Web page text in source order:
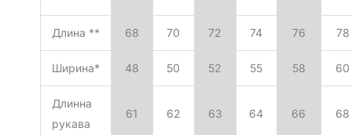
Длина ** 68 70 72 74 76 78
Ширина* 48 50 52 55 58 60
Длинна
рукава
61 62 63 64 66 68